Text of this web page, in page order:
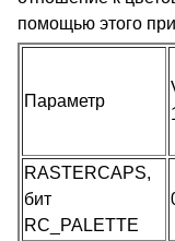
помощью этого
Параметр
RASTERCAPS,
бит
RC_PALETTE